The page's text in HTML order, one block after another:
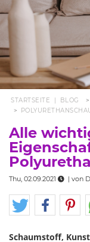
STARTSEITE | BLOG
Alle
Thu, 02.09.2021 | von
Schaumstoff,